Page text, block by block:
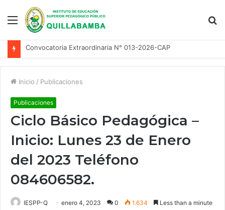
Menu
Convocatoria Extraordinaria N° 013-2026-CAP
Inicio / Publicaciones
Publicaciones
Ciclo Básico Pedagógica –
Inicio: Lunes 23 de Enero
del 2023 Teléfono
084606582.
IESPP-Q enero 4, 2023 0 1.634 Less than a minute